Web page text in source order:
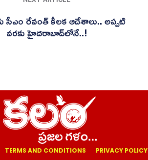
సీఎం రేవంత్ కీలక ఆదేశాలు.. అప్పటి
వరకు హైదరాబాద్‌లోనే..!
TERMS AND CONDITIONS PRIVACY POLICY